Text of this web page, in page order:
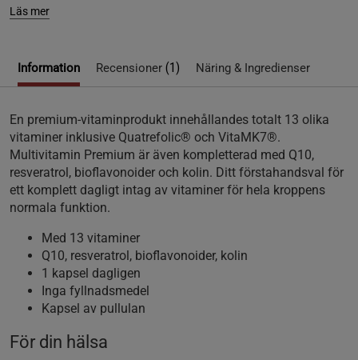
Läs mer
Information Recensioner (1) Näring & Ingredienser
En premium-vitaminprodukt innehållandes totalt 13 olika
vitaminer inklusive Quatrefolic® och VitaMK7®.
Multivitamin Premium är även kompletterad med Q10,
resveratrol, bioflavonoider och kolin. Ditt förstahandsval för
ett komplett dagligt intag av vitaminer för hela kroppens
normala funktion.
Med 13 vitaminer
Q10, resveratrol, bioflavonoider, kolin
1 kapsel dagligen
Inga fyllnadsmedel
Kapsel av pullulan
För din hälsa